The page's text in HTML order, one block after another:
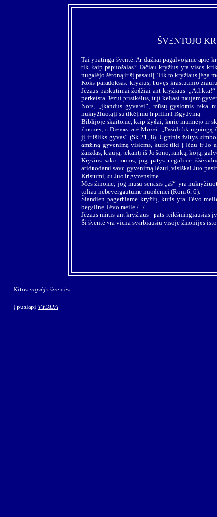
ŠVENTOJO
Tai ypatinga šventė. Ar dažnai pagalvojame apie
tik kaip papuošalas? Tačiau kryžius yra visos
nugalėjo šėtoną ir šį pasaulį. Tik to kryžiaus jėga
Koks paradoksas: kryžius, buvęs kraštutinio
Jėzaus paskutiniai žodžiai ant kryžiaus:
perkeista. Jėzui prisikėlus, ir ji keliasi naujam
Nors, „įkandus gyvatei”, mūsų gyslomis teka
nukryžiuotąjį su tikėjimu ir priimti išgydymą.
Biblijoje skaitome, kaip žydai, kurie murmėjo ir
žmones, ir Dievas tarė Mozei: „Pasidirbk
jį ir išliks gyvas” (Sk 21, 8). Ugninis žaltys
amžiną gyvenimą visiems, kurie tiki į Jėzų ir Jo
žaizdas, kraują, tekantį iš Jo šono, rankų, kojų,
Kryžius sako mums, jog patys negalime
atiduodami savo gyvenimą Jėzui, visiškai Juo
Kristumi, su Juo ir gyvensime.
Mes žinome, jog mūsų senasis „aš“ yra
toliau nebevergautume nuodėmei (Rom 6, 6).
Šiandien pagerbiame kryžių, kuris yra Tėvo
begalinę Tėvo meilę./.../
Jėzaus mirtis ant kryžiaus - pats
Ši šventė yra viena svarbiausių visoje žmonijos
Kitos rugsėjo šventės
Į puslapį VYDIJA